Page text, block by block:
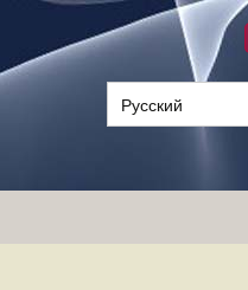
Русский